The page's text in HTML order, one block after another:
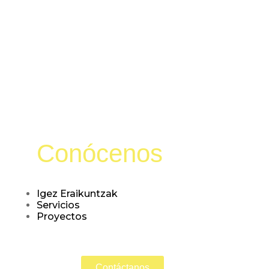
Conócenos
Igez Eraikuntzak
Servicios
Proyectos